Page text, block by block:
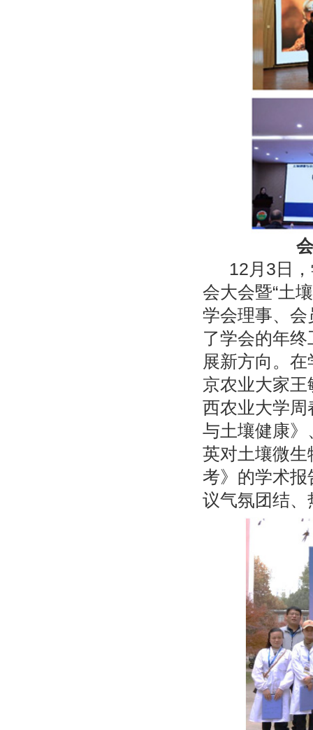
12月3日
会大会暨“土
学会理事、
了学会的年
展新方向。
京农业大家
西农业大学
与土壤健康
英对土壤微
考》的学术
议气氛团结